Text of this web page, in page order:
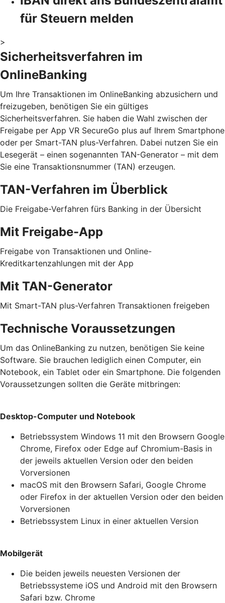
für Steuern melden
>
Sicherheitsverfahren im
OnlineBanking
Um Ihre Transaktionen im OnlineBanking abzusichern und
freizugeben, benötigen Sie ein gültiges
Sicherheitsverfahren. Sie haben die Wahl zwischen der
Freigabe per App VR SecureGo plus auf Ihrem Smartphone
oder per Smart-TAN plus-Verfahren. Dabei nutzen Sie ein
Lesegerät – einen sogenannten TAN-Generator – mit dem
Sie eine Transaktionsnummer (TAN) erzeugen.
TAN-Verfahren im Überblick
Die Freigabe-Verfahren fürs Banking in der Übersicht
Mit Freigabe-App
Freigabe von Transaktionen und Online-
Kreditkartenzahlungen mit der App
Mit TAN-Generator
Mit Smart-TAN plus-Verfahren Transaktionen freigeben
Technische Voraussetzungen
Um das OnlineBanking zu nutzen, benötigen Sie keine
Software. Sie brauchen lediglich einen Computer, ein
Notebook, ein Tablet oder ein Smartphone. Die folgenden
Voraussetzungen sollten die Geräte mitbringen:
Desktop-Computer und Notebook
Betriebssystem Windows 11 mit den Browsern Google
Chrome, Firefox oder Edge auf Chromium-Basis in
der jeweils aktuellen Version oder den beiden
Vorversionen
macOS mit den Browsern Safari, Google Chrome
oder Firefox in der aktuellen Version oder den beiden
Vorversionen
Betriebssystem Linux in einer aktuellen Version
Mobilgerät
Die beiden jeweils neuesten Versionen der
Betriebssysteme iOS und Android mit den Browsern
Safari bzw. Chrome